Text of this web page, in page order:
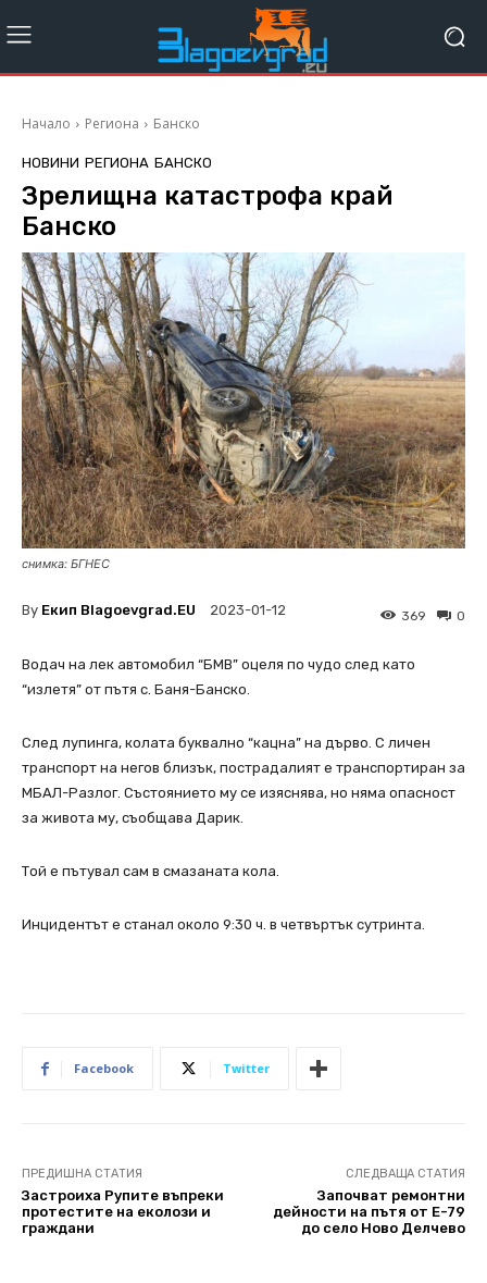
Начало Региона Банско
НОВИНИ РЕГИОНА БАНСКО
Зрелищна катастрофа край
Банско
снимка: БГНЕС
By Екип Blagoevgrad.EU 2023-01-12 0
369
Водач на лек автомобил “БМВ” оцеля по чудо след като
“излетя” от пътя с. Баня-Банско.
След лупинга, колата буквално “кацна” на дърво. С личен
транспорт на негов близък, пострадалият е транспортиран за
МБАЛ-Разлог. Състоянието му се изяснява, но няма опасност
за живота му, съобщава Дарик.
Той е пътувал сам в смазаната кола.
Инцидентът е станал около 9:30 ч. в четвъртък сутринта.
Facebook Twitter
ПРЕДИШНА СТАТИЯ
Застроиха Рупите въпреки
протестите на еколози и
граждани
СЛЕДВАЩА СТАТИЯ
Започват ремонтни
дейности на пътя от Е-79
до село Ново Делчево